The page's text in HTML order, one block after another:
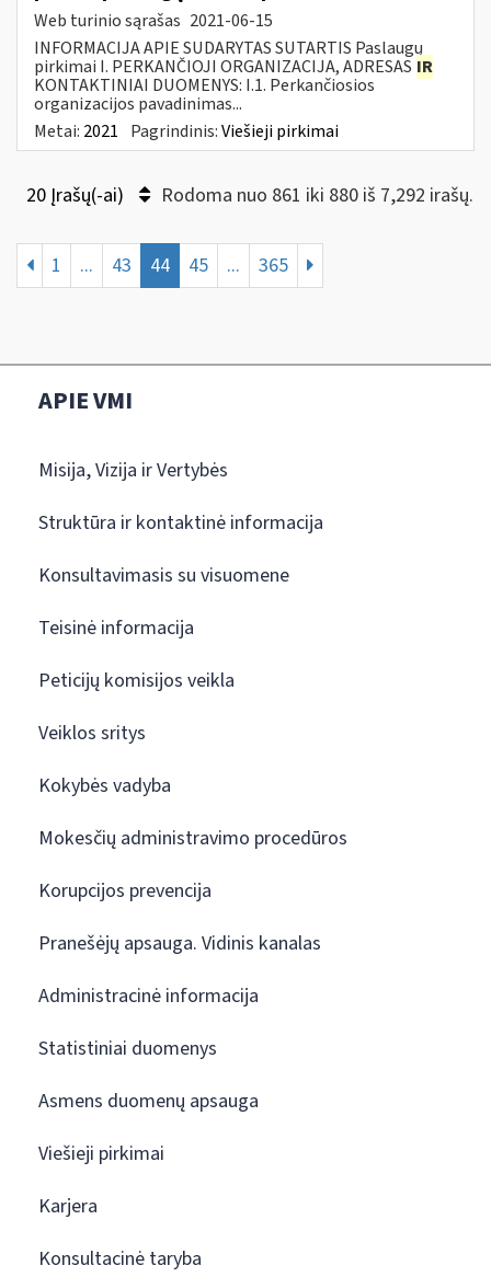
Web turinio sąrašas 2021-06-15
INFORMACIJA APIE SUDARYTAS SUTARTIS Paslaugų
pirkimai I. PERKANČIOJI ORGANIZACIJA, ADRESAS IR
KONTAKTINIAI DUOMENYS: I.1. Perkančiosios
organizacijos pavadinimas...
Metai: 2021 Pagrindinis:Viešieji pirkimai
20 Įrašų(-ai) Rodoma nuo 861 iki 880 iš 7,292 irašų.
1 ... 43 44 45 ... 365
APIE VMI
Misija, Vizija ir Vertybės
Struktūra ir kontaktinė informacija
Konsultavimasis su visuomene
Teisinė informacija
Peticijų komisijos veikla
Veiklos sritys
Kokybės vadyba
Mokesčių administravimo procedūros
Korupcijos prevencija
Pranešėjų apsauga. Vidinis kanalas
Administracinė informacija
Statistiniai duomenys
Asmens duomenų apsauga
Viešieji pirkimai
Karjera
Konsultacinė taryba